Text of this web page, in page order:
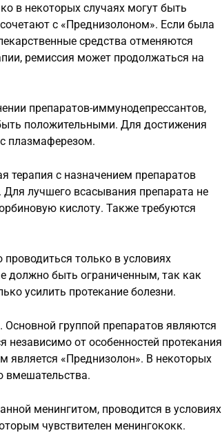
в некоторых случаях могут быть
с «Преднизолоном». Если была
средства отменяются
ремиссия может продолжаться на
препаратов-иммунодепрессантов,
положительными. Для достижения
плазмаферезом.
терапия с назначением препаратов
лучшего всасывания препарата не
кислоту. Также требуются
только в условиях
должно быть ограниченным, так как
усилить протекание болезни.
группой препаратов являются
от особенностей протекания
является «Преднизолон». В некоторых
вмешательства.
менингитом, проводится в условиях
чувствителен менингококк.